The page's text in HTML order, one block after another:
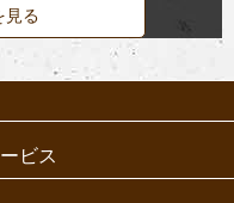
見る
ビス